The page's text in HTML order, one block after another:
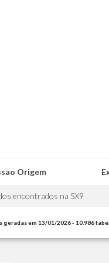
Origem
encontrados na SX9
em 13/01/2026 - 10.986